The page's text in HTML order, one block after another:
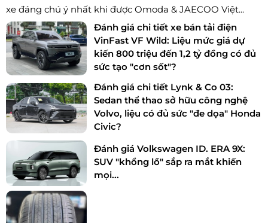
xe đáng chú ý nhất khi được Omoda & JAECOO Việt...
Đánh giá chi tiết xe bán tải điện
VinFast VF Wild: Liệu mức giá dự
kiến 800 triệu đến 1,2 tỷ đồng có đủ
sức tạo "cơn sốt"?
Đánh giá chi tiết Lynk & Co 03:
Sedan thể thao sở hữu công nghệ
Volvo, liệu có đủ sức "đe dọa" Honda
Civic?
Đánh giá Volkswagen ID. ERA 9X:
SUV "khổng lồ" sắp ra mắt khiến
mọi...